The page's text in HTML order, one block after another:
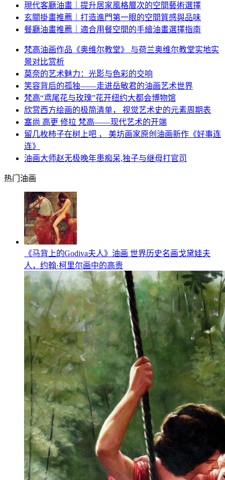
現代客廳油畫｜提升居家風格層次的空間藝術選擇
玄關掛畫推薦｜打造進門第一眼的空間質感與品味
餐廳油畫推薦｜適合用餐空間的手繪油畫選擇指南
梵高油画作品《奥维尔教堂》 与荷兰奥维尔教堂实地实
景对比赏析
莫奈的艺术魅力：光影与色彩的交响
笑容背后的孤独——走进岳敏君的油画艺术世界
梵高“鸢尾花与玫瑰”花开纽约大都会博物馆
欣赏西方绘画的极简清单， 视觉艺术史的元素周期表
塞尚 高更 修拉 梵高——现代艺术的开端
留几枚柿子在树上吧 ， 美坊画家原创油画新作《好事连
连》
油画大师赵无极晚年患痴呆,独子与继母打官司
热门油画
《马背上的Godiva夫人》油画 世界历史名画戈黛娃夫
人，约翰·柯里尔画中的高贵